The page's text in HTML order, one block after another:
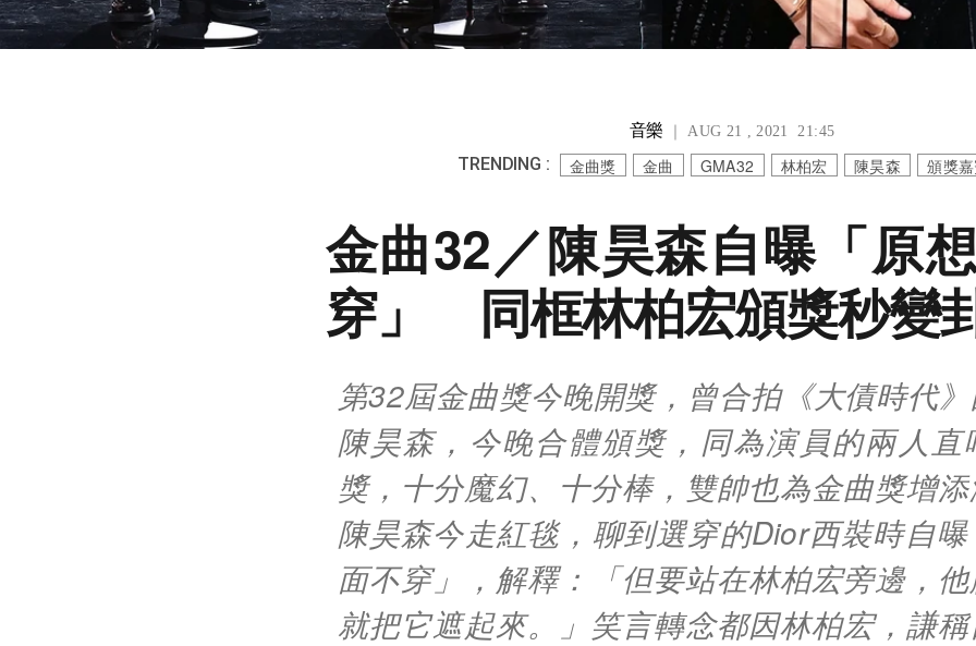
音樂 ｜ AUG 21 , 2021 21:45
TRENDING : 金曲獎 金曲 GMA32 林柏宏 陳昊森 頒獎
金曲32／陳昊森自曝「原
穿」 同框林柏宏頒獎秒變
第32屆金曲獎今晚開獎，曾合拍《大債時代
陳昊森，今晚合體頒獎，同為演員的兩人直
獎，十分魔幻、十分棒，雙帥也為金曲獎增添
陳昊森今走紅毯，聊到選穿的Dior西裝時自
面不穿」，解釋：「但要站在林柏宏旁邊，他
就把它遮起來。」笑言轉念都因林柏宏，謙